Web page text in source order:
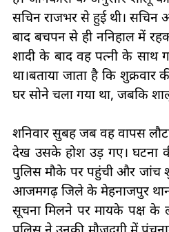
सचिन राजभर से हुई थी। सचिन
बाद बचपन से ही ननिहाल में
शादी के बाद वह पत्नी के साथ
था।बताया जाता है कि
घर सोने चला गया था, जबकि
शनिवार सुबह जब वह वापस
देख उसके होश उड़ गए। घटना
पुलिस मौके पर पहुंची और जांच
आजमगढ़ जिले के मेहनाजपुर थाना
सूचना मिलने पर मायके पक्ष के